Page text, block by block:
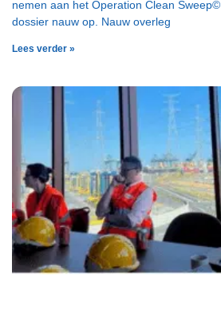
nemen aan het Operation Clean
dossier nauw op. Nauw overleg
Lees verder »